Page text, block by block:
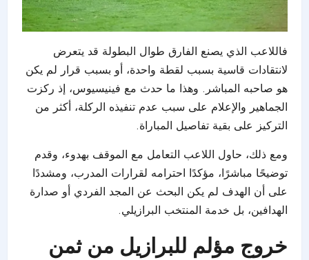
فاللاعب الذي يصنع الفارق طوال البطولة قد يتعرض
لانتقادات قاسية بسبب لقطة واحدة، أو بسبب قرار لم يكن
هو صاحبه المباشر. وهذا ما حدث مع فينيسيوس، إذ ركزت
الجماهير والإعلام على سبب عدم تنفيذه الركلة، أكثر من
التركيز على بقية تفاصيل المباراة.
ومع ذلك، حاول اللاعب التعامل مع الموقف بهدوء، وقدم
توضيحًا مباشرًا، مؤكدًا احترامه لقرارات المدرب، ومشددًا
على أن الهدف لم يكن البحث عن المجد الفردي أو صدارة
الهدافين، بل خدمة المنتخب البرازيلي.
خروج مؤلم للبرازيل من ثمن